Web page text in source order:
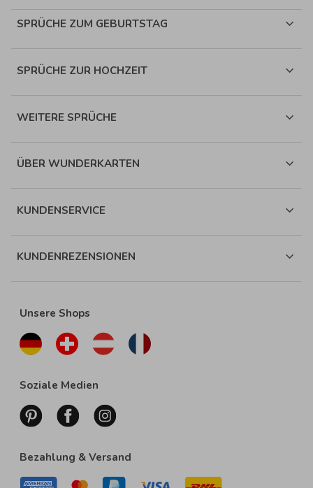
SPRÜCHE ZUM GEBURTSTAG
SPRÜCHE ZUR HOCHZEIT
WEITERE SPRÜCHE
ÜBER WUNDERKARTEN
KUNDENSERVICE
KUNDENREZENSIONEN
Unsere Shops
Soziale Medien
Bezahlung & Versand